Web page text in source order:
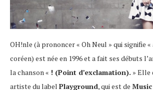
OH!nle (à prononcer « Oh Neul » qui signifie «
coréen) est née en 1996 et a fait ses débuts
la chanson « ! (Point d’exclamation). » Elle
artiste du label Playground, qui est de